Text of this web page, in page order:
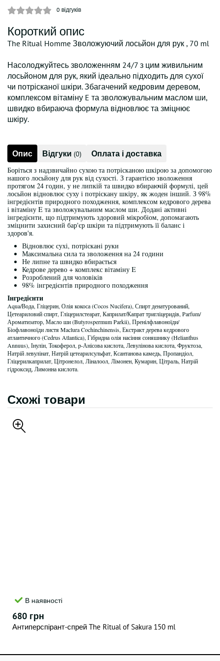
0 відгуків
Короткий опис
The Ritual Homme Зволожуючий лосьйон для рук , 70 ml
Насолоджуйтесь зволоженням 24/7 з цим живильним
лосьйоном для рук, який ідеально підходить для сухої
чи потрісканої шкіри. Збагачений кедровим деревом,
комплексом вітаміну E та зволожувальним маслом ши,
швидко вбираюча формула відновлює та зміцнює
шкіру.
Опис Відгуки (0) Оплата і доставка
Боріться з надзвичайно сухою та потрісканою шкірою за допомогою
нашого лосьйону для рук від сухості. З гарантією зволоження
протягом 24 годин, у не липкій та швидко вбираючій формулі, цей
лосьйон відновлює суху і потріскану шкіру, як жоден інший. З 98%
інгредієнтів природного походження, комплексом кедрового дерева
і вітаміну E та зволожувальним маслом ши. Додані активні
інгредієнти, що підтримують здоровий мікробіом, допомагають
зміцнити захисний бар'єр шкіри та підтримують її баланс і
здоров'я.
Відновлює сухі, потріскані руки
Максимальна сила та зволоження на 24 години
Не липне та швидко вбирається
Кедрове дерево + комплекс вітаміну E
Розроблений для чоловіків
98% інгредієнтів природного походження
Інгредієнти
Aqua/Вода, Гліцерин, Олія кокоса (Cocos Nucifera), Спирт денатурований,
Цетеариловий спирт, Гліцерилстеарат, Каприлат/Капрат тригліцеридів, Parfum/
Ароматизатор, Масло ши (Butyrospermum Parkii), Пренілфлавоноїди/
Біофлавоноїди листя Maclura Cochinchinensis, Екстракт дерева кедрового
атлантичного (Cedrus Atlantica), Гібридна олія насіння соняшнику (Helianthus
Annuus), Інулін, Токоферол, p-Анісова кислота, Левулінова кислота, Фруктоза,
Натрій левулінат, Натрій цетеарилсульфат, Ксантанова камедь, Пропандіол,
Гліцерилкаприлат, Цітронелол, Ліналоол, Лімонен, Кумарин, Цітраль, Натрій
гідроксид, Лимонна кислота.
Схожі товари
В наявності
680 грн
Антиперспірант-спрей The Ritual of Sakura 150 ml